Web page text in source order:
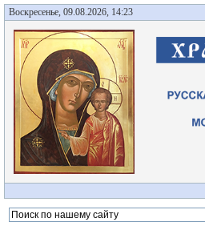
Воскресенье, 09.08.2026, 14:23